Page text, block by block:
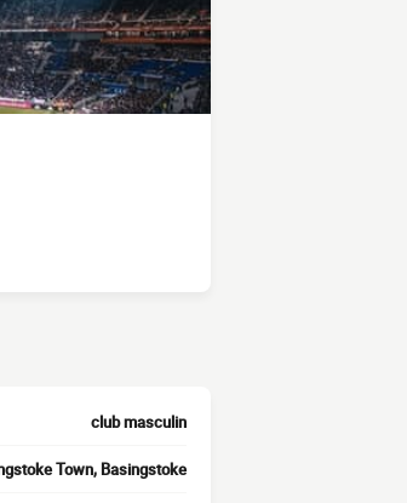
club masculin
Town, Basingstoke